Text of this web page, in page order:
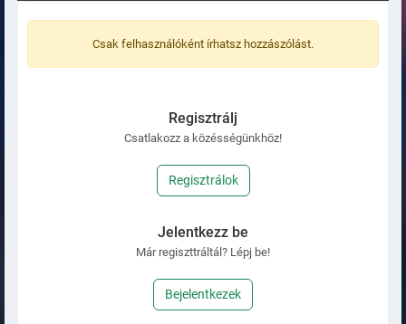
Csak felhasználóként írhatsz hozzászólást.
Regisztrálj
Csatlakozz a közésségünkhöz!
Regisztrálok
Jelentkezz be
Már regiszttráltál? Lépj be!
Bejelentkezek